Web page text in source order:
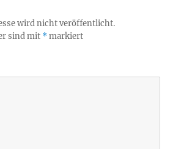
wird nicht veröffentlicht.
sind mit *markiert